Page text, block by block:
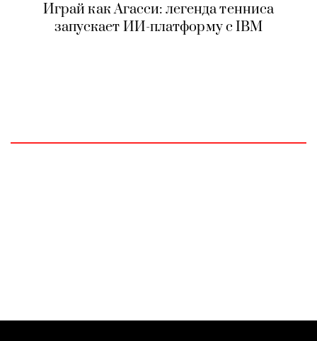
Играй как Агасси: легенда тенниса
запускает ИИ-платформу с IBM